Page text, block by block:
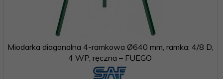
Miodarka diagonalna 4-ramkowa Ø640 mm, ramka: 4/8 D,
4 WP, ręczna – FUEGO